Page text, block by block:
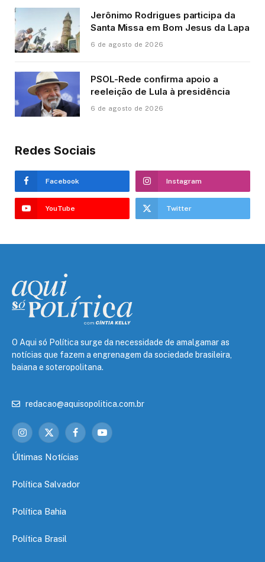
Jerônimo Rodrigues participa da
Santa Missa em Bom Jesus da Lapa
6 de agosto de 2026
PSOL-Rede confirma apoio a
reeleição de Lula à presidência
6 de agosto de 2026
Redes Sociais
Facebook Instagram
YouTube Twitter
O Aqui só Política surge da necessidade de amalgamar as
notícias que fazem a engrenagem da sociedade brasileira,
baiana e soteropolitana.
redacao@aquisopolitica.com.br
Instagram
X
FacebookYouTube
Últimas Notícias
Política Salvador
Política Bahia
Política Brasil